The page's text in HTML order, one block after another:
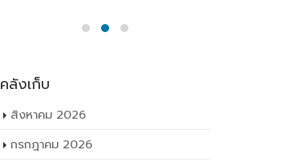
คลังเก็บ
สิงหาคม 2026
กรกฎาคม 2026